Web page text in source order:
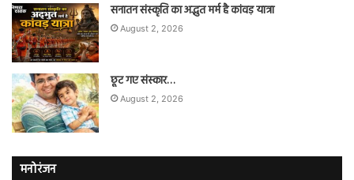
सनातन संस्कृति का अद्भुत मर्म है कांवड़ यात्रा
August 2, 2026
छूट गए संस्कार…
August 2, 2026
मनोरंजन